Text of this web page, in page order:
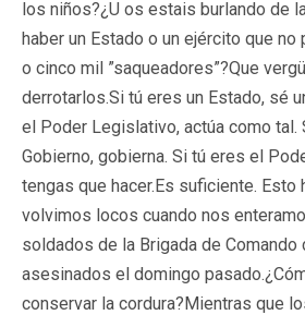
los niños?¿U os estais burlando de
haber un Estado o un ejército que no
o cinco mil ”saqueadores”?Que
derrotarlos.Si tú eres un Estado, sé
el Poder Legislativo, actúa como tal.
Gobierno, gobierna. Si tú eres el
tengas que hacer.Es suficiente.
volvimos locos cuando nos
soldados de la Brigada de Comando
asesinados el domingo
conservar la cordura?Mientras que